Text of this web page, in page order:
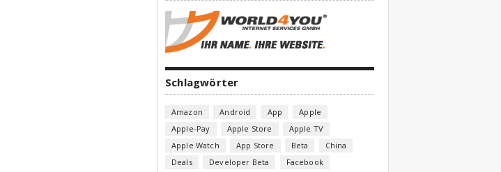
Schlagwörter
Amazon Android App
Apple
Apple-Pay
Apple Store
Apple TV
Apple Watch
App Store Beta
China
Deals
Developer Beta
Facebook